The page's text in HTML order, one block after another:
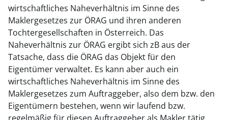
wirtschaftliches Naheverhältnis im Sinne des
Maklergesetzes zur ÖRAG und ihren anderen
Tochtergesellschaften in Österreich. Das
Naheverhältnis zur ÖRAG ergibt sich zB aus der
Tatsache, dass die ÖRAG das Objekt für den
Eigentümer verwaltet. Es kann aber auch ein
wirtschaftliches Naheverhältnis im Sinne des
Maklergesetzes zum Auftraggeber, also dem bzw. den
Eigentümern bestehen, wenn wir laufend bzw.